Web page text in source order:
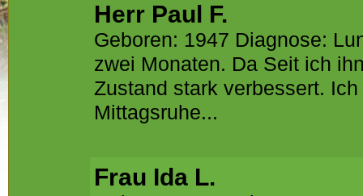
Herr Paul F.
Geboren: 1947 Diagnose:
zwei Monaten. Da Seit ich
Zustand stark verbessert.
Mittagsruhe...
Frau Ida L.